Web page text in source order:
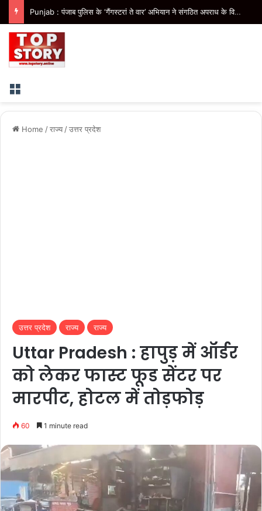
Punjab : पंजाब पुलिस के ‘गैंगस्टरां ते वार’ अभियान ने संगठित अपराध के विरुद्ध निरंतर कार्रवाई के 200 दिन पूरे किए
Menu
Home /राज्य /उत्तर प्रदेश
उत्तर प्रदेश राज्य राज्य
Uttar Pradesh : हापुड़ में ऑर्डर
को लेकर फास्ट फूड सेंटर पर
मारपीट, होटल में तोड़फोड़
60 1 minute read